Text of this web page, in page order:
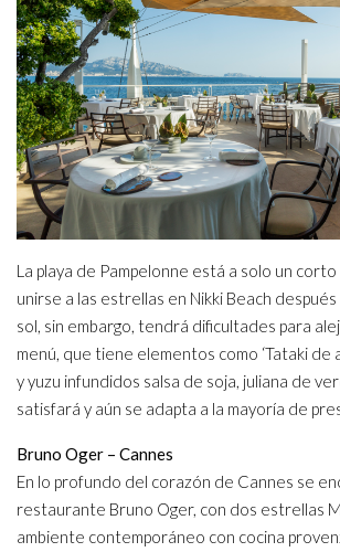
La playa de Pampelonne está a solo un
unirse a las estrellas en Nikki Beach
sol, sin embargo, tendrá dificultades para
menú, que tiene elementos como ‘Tataki de
y yuzu infundidos salsa de soja, juliana de
satisfará y aún se adapta a la mayoría de
Bruno Oger – Cannes
En lo profundo del corazón de Cannes se
restaurante Bruno Oger, con dos estrellas
ambiente contemporáneo con cocina